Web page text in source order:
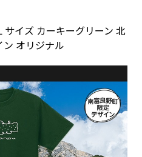
サイズ カーキーグリーン 北
ン オリジナル